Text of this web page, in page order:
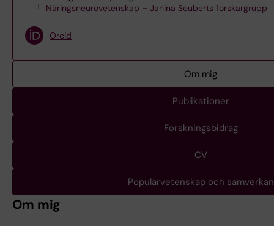
Näringsneurovetenskap – Janina Seuberts forskargrupp
Orcid
Om mig
Publikationer
Forskningsbidrag
CV
Populärvetenskap och samverkan
Om mig